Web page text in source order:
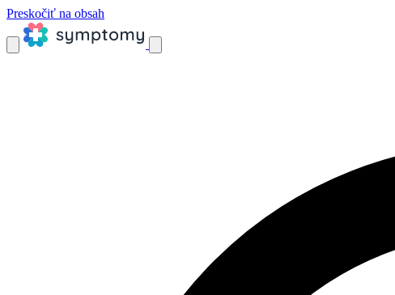
Preskočiť na obsah